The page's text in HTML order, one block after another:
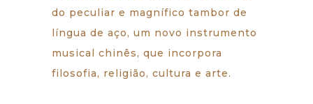
do peculiar e magnífico tambor de
língua de aço, um novo instrumento
musical chinês, que incorpora
filosofia, religião, cultura e arte.